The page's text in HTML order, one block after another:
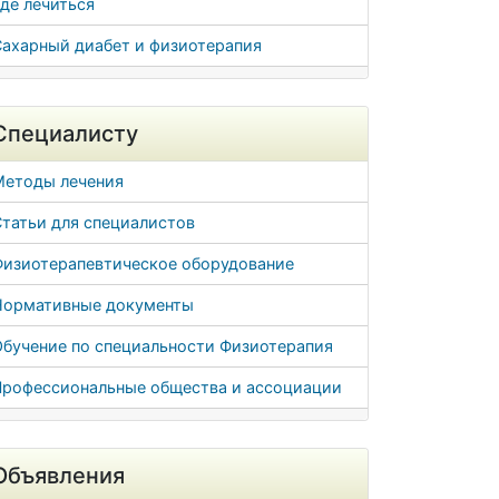
лечиться
диабет и физиотерапия
лечения
для специалистов
оборудование
документы
по специальности Физиотерапия
общества и ассоциации